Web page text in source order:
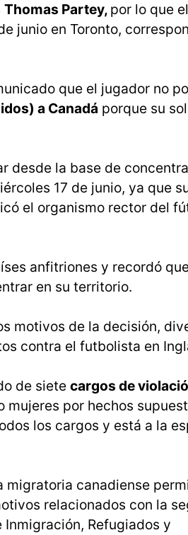
Thomas Partey, por lo que
junio en Toronto,
que el jugador no
a Canadá porque su
desde la base de
17 de junio, ya que
el organismo rector del
anfitriones y recordó
en su territorio.
motivos de la decisión,
contra el futbolista en
de siete cargos de
mujeres por hechos
los cargos y está a la
migratoria canadiense
relacionados con la
Refugiados y